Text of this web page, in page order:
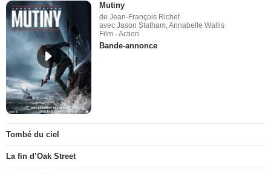
Mutiny
de Jean-François Richet
avec Jason Statham, Annabelle Wallis
Film - Action
Bande-annonce
Tombé du ciel
La fin d’Oak Street